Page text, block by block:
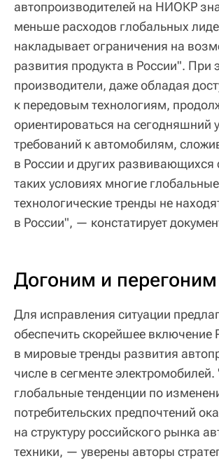
автопроизводителей на НИОКР
меньше расходов глобальных
накладывает ограничения на
развития продукта в России". При
производители, даже обладая
к передовым технологиям,
ориентироваться на сегодняшний
требований к автомобилям,
в России и других развивающихся
таких условиях многие глобальные
технологические тренды не
в России", — констатирует
Догоним и перегоним
Для исправления ситуации
обеспечить скорейшее включение
в мировые тренды развития
числе в сегменте электромобилей.
глобальные тенденции по
потребительских предпочтений
на структуру российского рынка
техники, — уверены авторы